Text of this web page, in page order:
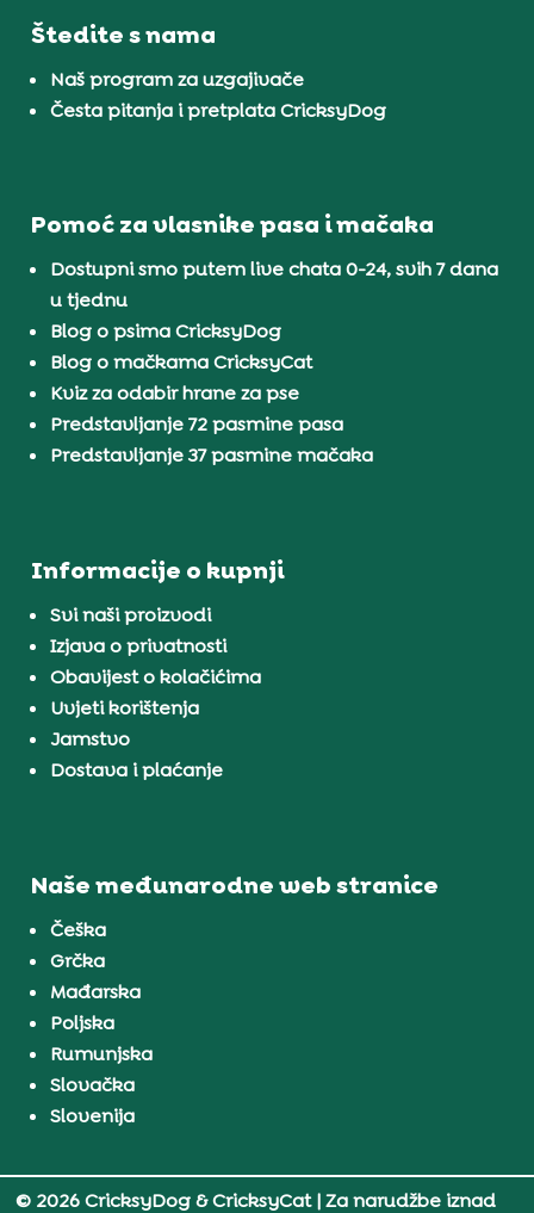
Štedite s nama
Naš program za uzgajivače
Česta pitanja i pretplata CricksyDog
Pomoć za vlasnike pasa i mačaka
Dostupni smo putem live chata 0-24, svih 7 dana
u tjednu
Blog o psima CricksyDog
Blog o mačkama CricksyCat
Kviz za odabir hrane za pse
Predstavljanje 72 pasmine pasa
Predstavljanje 37 pasmine mačaka
Informacije o kupnji
Svi naši proizvodi
Izjava o privatnosti
Obavijest o kolačićima
Uvjeti korištenja
Jamstvo
Dostava i plaćanje
Naše međunarodne web stranice
Češka
Grčka
Mađarska
Poljska
Rumunjska
Slovačka
Slovenija
© 2026 CricksyDog & CricksyCat| Za narudžbe iznad